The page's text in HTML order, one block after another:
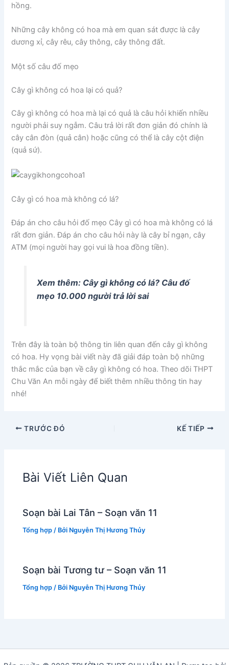
hồng.
Những cây không có hoa mà em quan sát được là cây
dương xỉ, cây rêu, cây thông, cây thông đất.
Một số câu đố mẹo
Cây gì không có hoa lại có quả?
Cây gì không có hoa mà lại có quả là câu hỏi khiến nhiều
người phải suy ngẫm. Câu trả lời rất đơn giản đó chính là
cây cân đòn (quả cân) hoặc cũng có thể là cây cột điện
(quả sứ).
Cây gì có hoa mà không có lá?
Đáp án cho câu hỏi đố mẹo Cây gì có hoa mà không có lá
rất đơn giản. Đáp án cho câu hỏi này là cây bỉ ngạn, cây
ATM (mọi người hay gọi vui là hoa đồng tiền).
Xem thêm: Cây gì không có lá? Câu đố
mẹo 10.000 người trả lời sai
Trên đây là toàn bộ thông tin liên quan đến cây gì không
có hoa. Hy vọng bài viết này đã giải đáp toàn bộ những
thắc mắc của bạn về cây gì không có hoa. Theo dõi THPT
Chu Văn An mỗi ngày để biết thêm nhiều thông tin hay
nhé!
TRƯỚC ĐÓ KẾ TIẾP
Bài Viết Liên Quan
Soạn bài Lai Tân – Soạn văn 11
Tổng hợp / Bởi Nguyễn Thị Hương Thủy
Soạn bài Tương tư – Soạn văn 11
Tổng hợp / Bởi Nguyễn Thị Hương Thủy